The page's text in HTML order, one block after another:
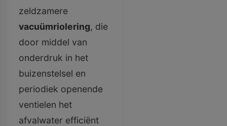
zeldzamere
vacuümriolering, die
door middel van
onderdruk in het
buizenstelsel en
periodiek openende
ventielen het
afvalwater efficiënt